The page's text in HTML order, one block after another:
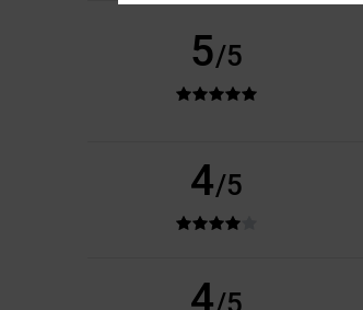
5/5
4/5
4